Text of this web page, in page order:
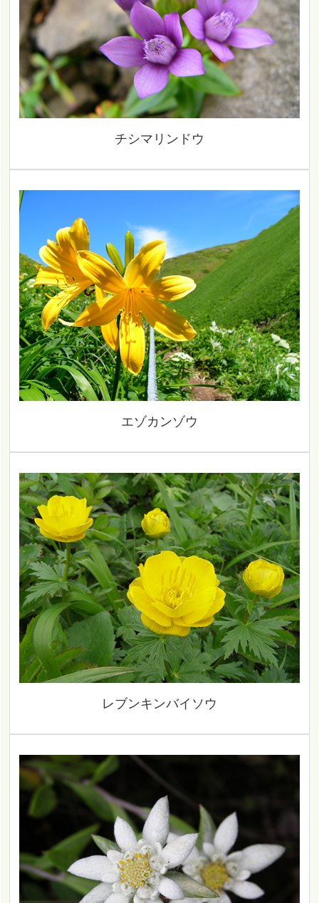
チシマリンドウ
エゾカンゾウ
レブンキンバイソウ